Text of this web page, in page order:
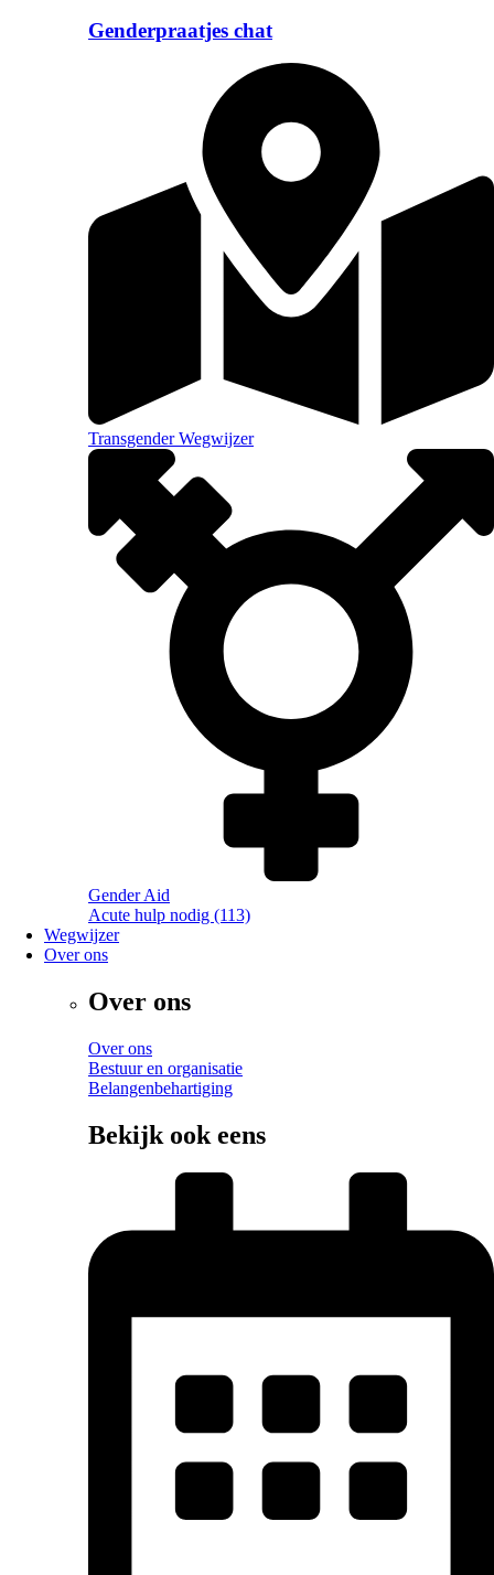
Genderpraatjes chat
Transgender Wegwijzer
Gender Aid
Acute hulp nodig (113)
Wegwijzer
Over ons
Over ons
Over ons
Bestuur en organisatie
Belangenbehartiging
Bekijk ook eens